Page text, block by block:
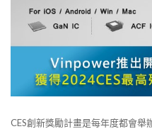
CES創新獎勵計畫是每年度都會